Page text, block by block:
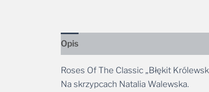
Opis
Roses Of The Classic „Błękit
Na skrzypcach Natalia Walewska.